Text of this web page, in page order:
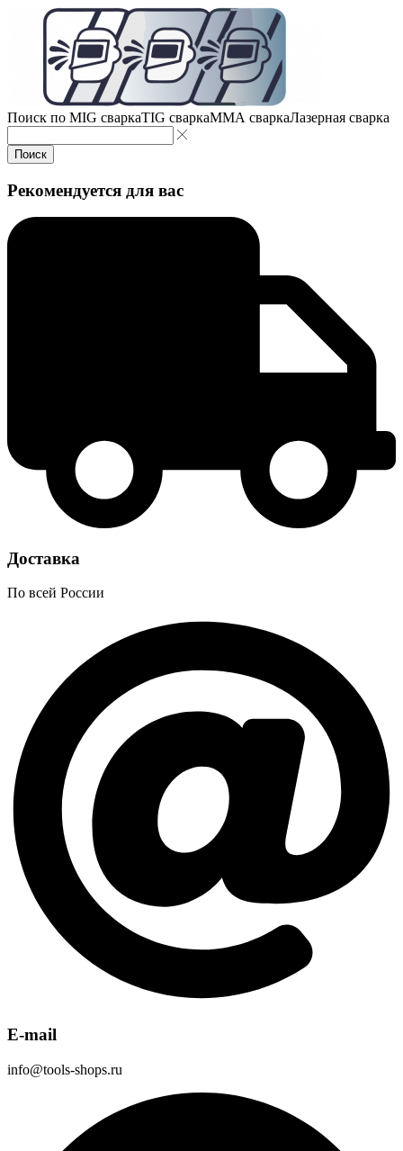
Поиск по MIG сваркаTIG сваркаMMA сваркаЛазерная сварка
Поиск
Рекомендуется для вас
Доставка
По всей России
E-mail
info@tools-shops.ru